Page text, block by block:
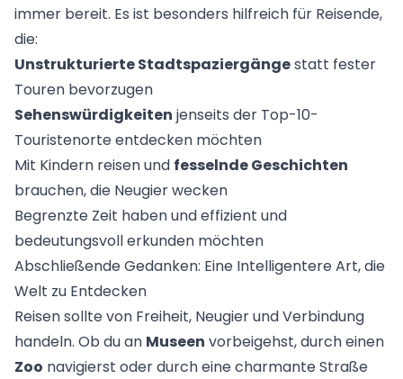
immer bereit. Es ist besonders hilfreich für Reisende,
die:
Unstrukturierte Stadtspaziergängestatt fester
Touren bevorzugen
Sehenswürdigkeiten jenseits der Top-10-
Touristenorte entdecken möchten
Mit Kindern reisen und fesselnde Geschichten
brauchen, die Neugier wecken
Begrenzte Zeit haben und effizient und
bedeutungsvoll erkunden möchten
Abschließende Gedanken: Eine Intelligentere Art, die
Welt zu Entdecken
Reisen sollte von Freiheit, Neugier und Verbindung
handeln. Ob du an Museen vorbeigehst, durch einen
Zoo navigierst oder durch eine charmante Straße